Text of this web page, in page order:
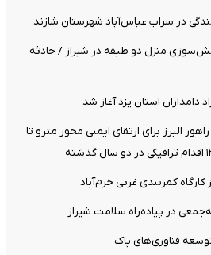
منزل دو طبقه در شیراز / حادثه
دامداران استان یزد آغاز شد
البرز برای ارتقای ایمنی محور مترو تا
کارگاه کمربندی غربی خرم‌آباد
توسعه فناوری‌های پاک